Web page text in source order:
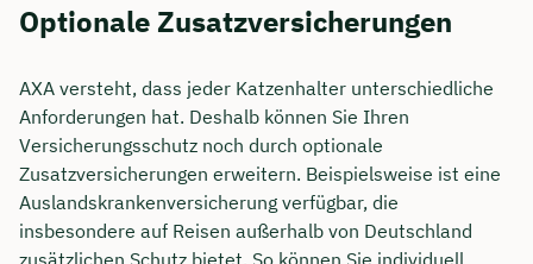
Optionale Zusatzversicherungen
AXA versteht, dass jeder Katzenhalter unterschiedliche
Anforderungen hat. Deshalb können Sie Ihren
Versicherungsschutz noch durch optionale
Zusatzversicherungen erweitern. Beispielsweise ist eine
Auslandskrankenversicherung verfügbar, die
insbesondere auf Reisen außerhalb von Deutschland
zusätzlichen Schutz bietet. So können Sie individuell